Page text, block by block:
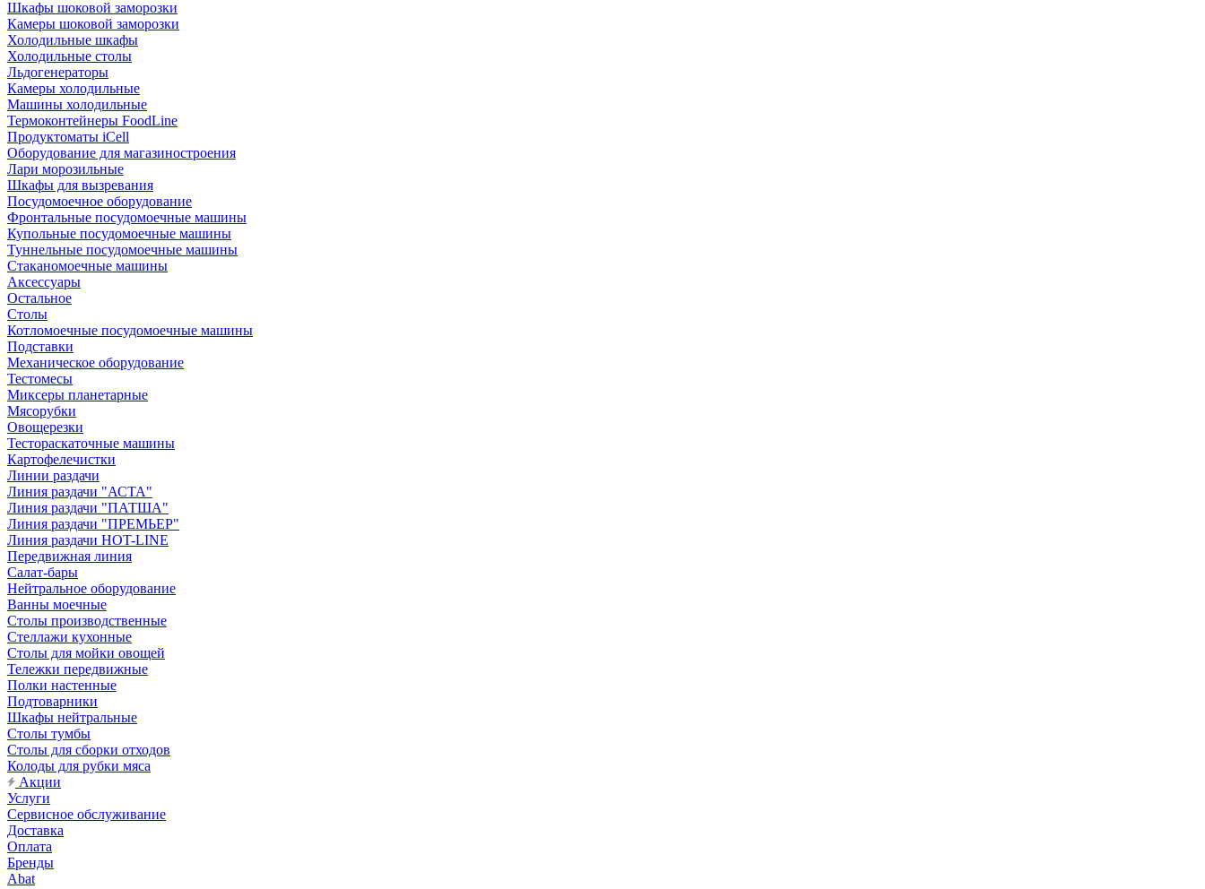
Шкафы шоковой заморозки
Камеры шоковой заморозки
Холодильные шкафы
Холодильные столы
Льдогенераторы
Камеры холодильные
Машины холодильные
Термоконтейнеры FoodLine
Продуктоматы iCell
Оборудование для магазиностроения
Лари морозильные
Шкафы для вызревания
Посудомоечное оборудование
Фронтальные посудомоечные машины
Купольные посудомоечные машины
Туннельные посудомоечные машины
Стаканомоечные машины
Аксессуары
Остальное
Столы
Котломоечные посудомоечные машины
Подставки
Механическое оборудование
Тестомесы
Миксеры планетарные
Мясорубки
Овощерезки
Тестораскаточные машины
Картофелечистки
Линии раздачи
Линия раздачи "АСТА"
Линия раздачи "ПАТША"
Линия раздачи "ПРЕМЬЕР"
Линия раздачи HOT-LINE
Передвижная линия
Салат-бары
Нейтральное оборудование
Ванны моечные
Столы производственные
Стеллажи кухонные
Столы для мойки овощей
Тележки передвижные
Полки настенные
Подтоварники
Шкафы нейтральные
Столы тумбы
Столы для сборки отходов
Колоды для рубки мяса
Акции
Услуги
Сервисное обслуживание
Доставка
Оплата
Бренды
Abat